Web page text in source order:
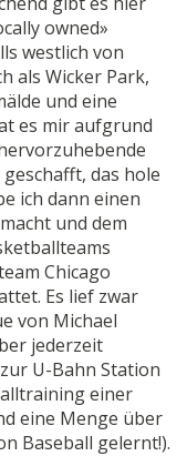
owned»
westlich von
als Wicker Park,
und eine
es mir aufgrund
das hole
ich dann einen
und dem
Chicago
Es lief zwar
von Michael
jederzeit
U-Bahn Station
einer
eine Menge über
Baseball gelernt!).